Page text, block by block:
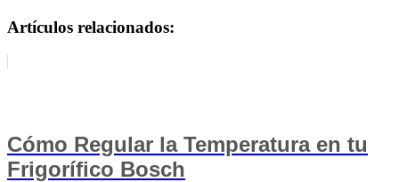
Artículos relacionados:
Cómo Regular la Temperatura en tu
Frigorífico Bosch